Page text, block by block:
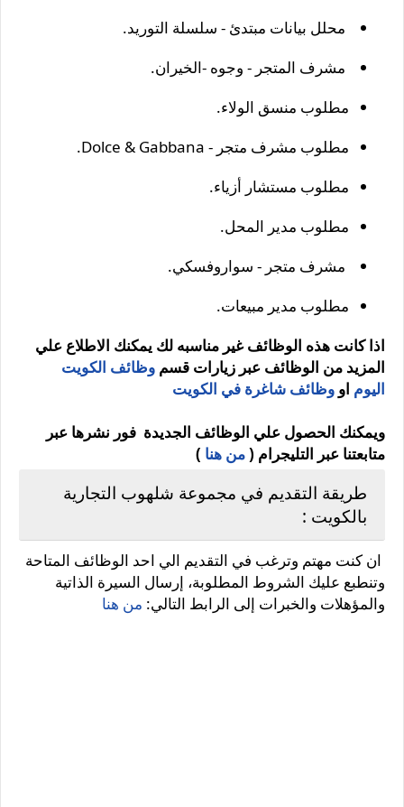
محلل بيانات مبتدئ - سلسلة التوريد.
مشرف المتجر - وجوه -الخيران.
مطلوب منسق الولاء.
مطلوب مشرف متجر - Dolce & Gabbana.
مطلوب مستشار أزياء.
مطلوب مدير المحل.
مشرف متجر - سواروفسكي.
مطلوب مدير مبيعات.
اذا كانت هذه الوظائف غير مناسبه لك يمكنك الاطلاع علي
المزيد من الوظائف عبر زيارات قسم وظائف الكويت
اليوم او وظائف شاغرة في الكويت
ويمكنك الحصول علي الوظائف الجديدة فور نشرها عبر
متابعتنا عبر التليجرام (من هنا )
طريقة التقديم في مجموعة شلهوب التجارية
بالكويت :
ان كنت مهتم وترغب في التقديم الي احد الوظائف المتاحة
وتنطبع عليك الشروط المطلوبة، إرسال السيرة الذاتية
والمؤهلات والخبرات إلى الرابط التالي: من هنا